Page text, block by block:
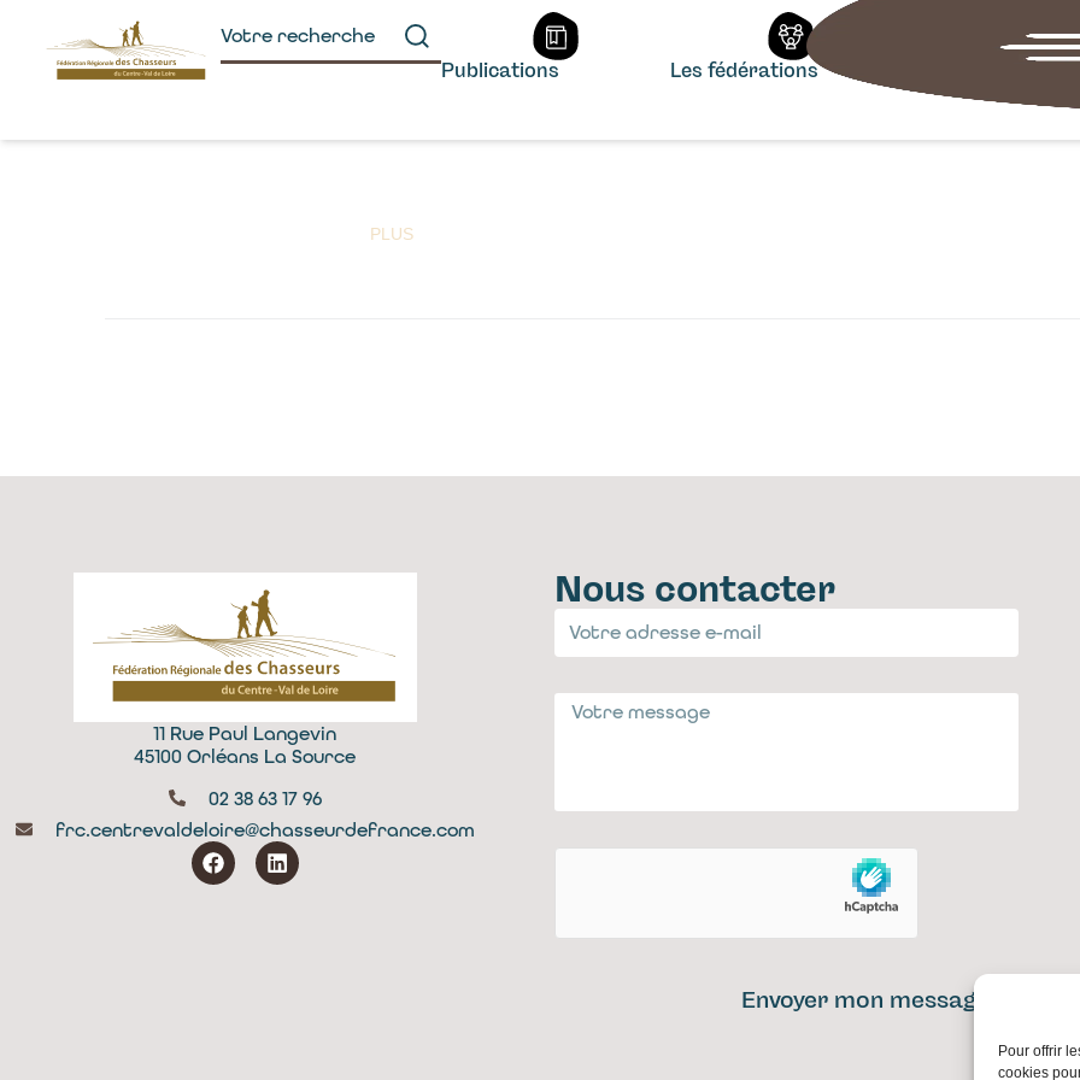
Pour offrir
cookies
Publications Les fédérations
PLUS
11 Rue Paul Langevin
45100 Orléans La Source
02 38 63 17 96
frc.centrevaldeloire@chasseurdefrance.com
Nous contacter
Envoyer mon message